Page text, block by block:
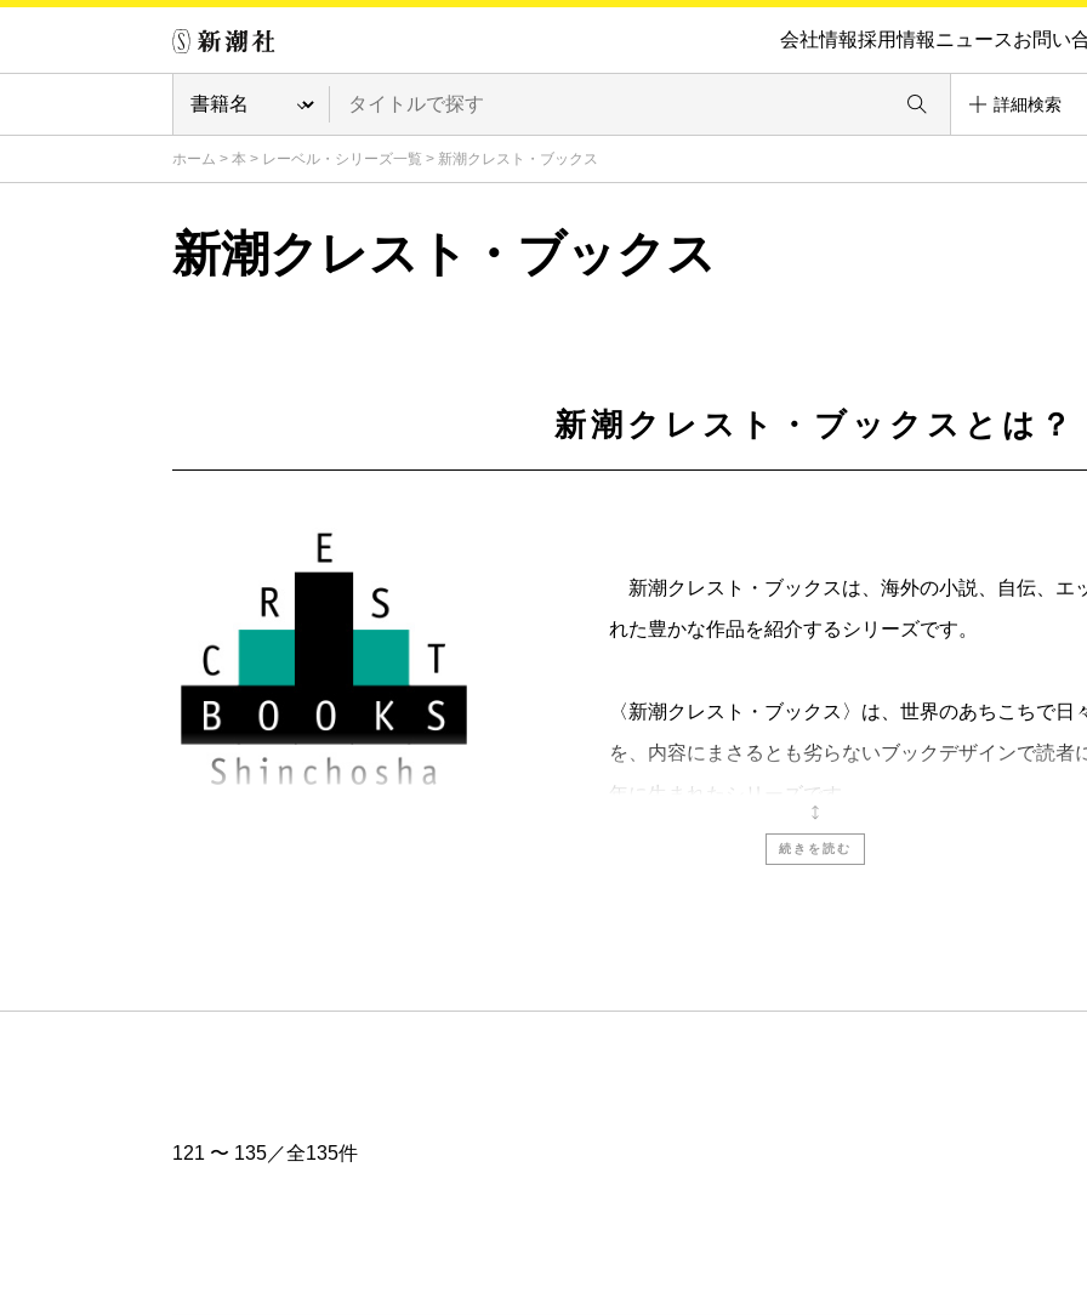
会社情報採用情報ニュースお問い
詳細検索
ホーム > 本 > レーベル・シリーズ一覧 > 新潮クレスト・ブックス
新潮クレスト・ブックス
新潮クレスト・ブックスとは？
新潮クレスト・ブックスは、海外の小説、自伝、エ
れた豊かな作品を紹介するシリーズです。
〈新潮クレスト・ブックス〉は、世界のあちこちで
を、内容にまさるとも劣らないブックデザインで読者
年に生まれたシリーズです。
続きを読む
121 〜 135／全135件